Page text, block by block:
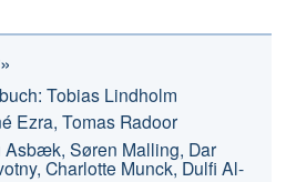
Tobias Lindholm
Ezra, Tomas Radoor
Asbæk, Søren Malling, Dar
Charlotte Munck, Dulfi Al-